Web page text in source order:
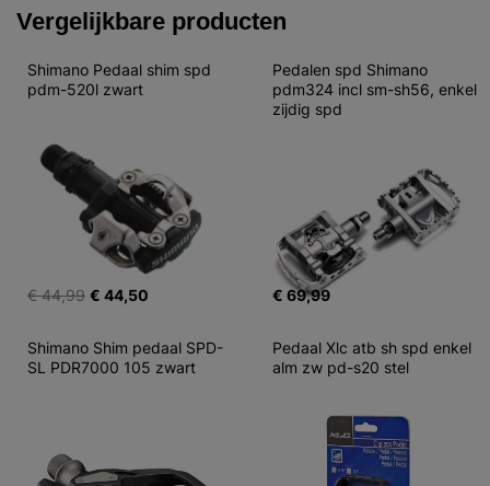
Vergelijkbare producten
Shimano Pedaal shim spd
pdm-520l zwart
€ 44,99 € 44,50
Pedalen spd Shimano
pdm324 incl sm-sh56, enkel
zijdig spd
€ 69,99
Shimano Shim pedaal SPD-
SL PDR7000 105 zwart
Pedaal Xlc atb sh spd enkel
alm zw pd-s20 stel